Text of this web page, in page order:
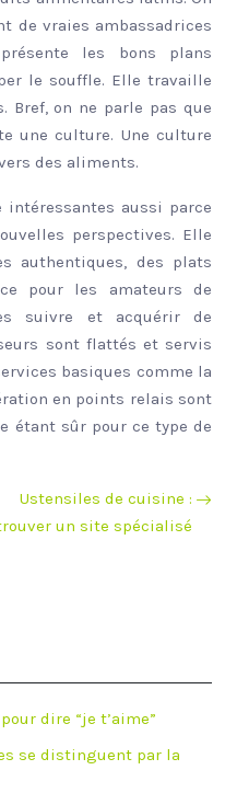
de vraies ambassadrices
les bons plans
le souffle. Elle travaille
Bref, on ne parle pas que
une culture. Une culture
des aliments.
aussi parce
perspectives. Elle
authentiques, des plats
pour les amateurs de
suivre et acquérir de
sont flattés et servis
basiques comme la
en points relais sont
étant sûr pour ce type de
Ustensiles de cuisine :
un site spécialisé
dire “je t’aime”
se distinguent par la